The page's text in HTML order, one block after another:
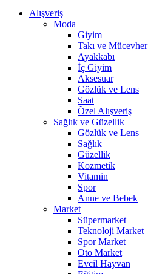
Alışveriş
Moda
Giyim
Takı ve Mücevher
Ayakkabı
İç Giyim
Aksesuar
Gözlük ve Lens
Saat
Özel Alışveriş
Sağlık ve Güzellik
Gözlük ve Lens
Sağlık
Güzellik
Kozmetik
Vitamin
Spor
Anne ve Bebek
Market
Süpermarket
Teknoloji Market
Spor Market
Oto Market
Evcil Hayvan